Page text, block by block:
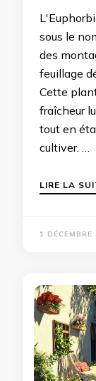
sous le
des
feuillage
Cette
fraîcheur
tout en
cultiver. …
LIRE LA
1 DÉCEMBRE